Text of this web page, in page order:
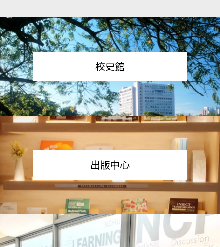
校史館
出版中心